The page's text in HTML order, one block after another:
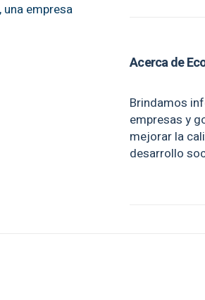
empresa
Acerca de
Brindamos
empresas y
mejorar la
desarrollo